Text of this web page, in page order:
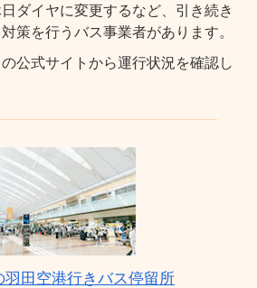
ダイヤに変更するなど、引き続き
策を行うバス事業者があります。
公式サイトから運行状況を確認し
羽田空港行きバス停留所